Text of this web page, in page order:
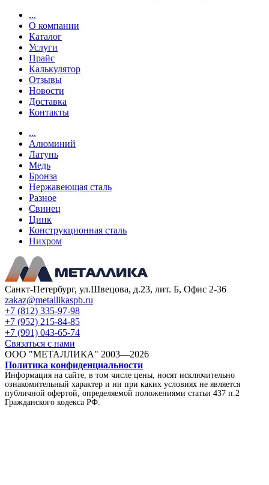
...
О компании
Каталог
Услуги
Прайс
Калькулятор
Отзывы
Новости
Доставка
Контакты
...
Алюминий
Латунь
Медь
Бронза
Нержавеющая сталь
Разное
Свинец
Цинк
Конструкционная сталь
Нихром
Санкт-Петербург, ул.Швецова, д.23, лит. Б, Офис 2-36
zakaz@metallikaspb.ru
+7 (812) 335-97-98
+7 (952) 215-84-85
+7 (991) 043-65-74
Связаться с нами
ООО "МЕТАЛЛИКА" 2003—2026
Политика конфиденциальности
Информация на сайте, в том числе цены, носят исключительно
ознакомительный характер и ни при каких условиях не является
публичной офертой, определяемой положениями статьи 437 п.2
Гражданского кодекса РФ.